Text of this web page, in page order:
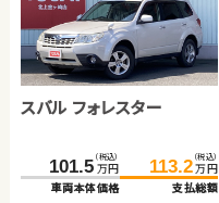
スバル フォレスター
101.5 （税込）
万円
車両本体価格
113.2 （税込）
万円
支払総額
日産 エクストレイル
384.0 （税込）
万円
車両本体価格
395.9 （税込）
万円
支払総額
日産 セレナ
トヨタ ルーミー
136.0 （税込）
万円
車両本体価格
153.8 （税込）
万円
支払総額